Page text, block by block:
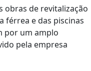
obras de revitalização
férrea e das piscinas
por um amplo
pela empresa